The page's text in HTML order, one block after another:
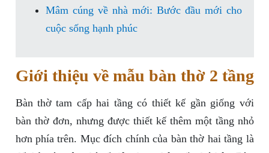
Mâm cúng về nhà mới: Bước đầu mới cho
cuộc sống hạnh phúc
Giới thiệu về mẫu bàn thờ 2 tầng
Bàn thờ tam cấp hai tầng có thiết kế gần giống với
bàn thờ đơn, nhưng được thiết kế thêm một tầng nhỏ
hơn phía trên. Mục đích chính của bàn thờ hai tầng là